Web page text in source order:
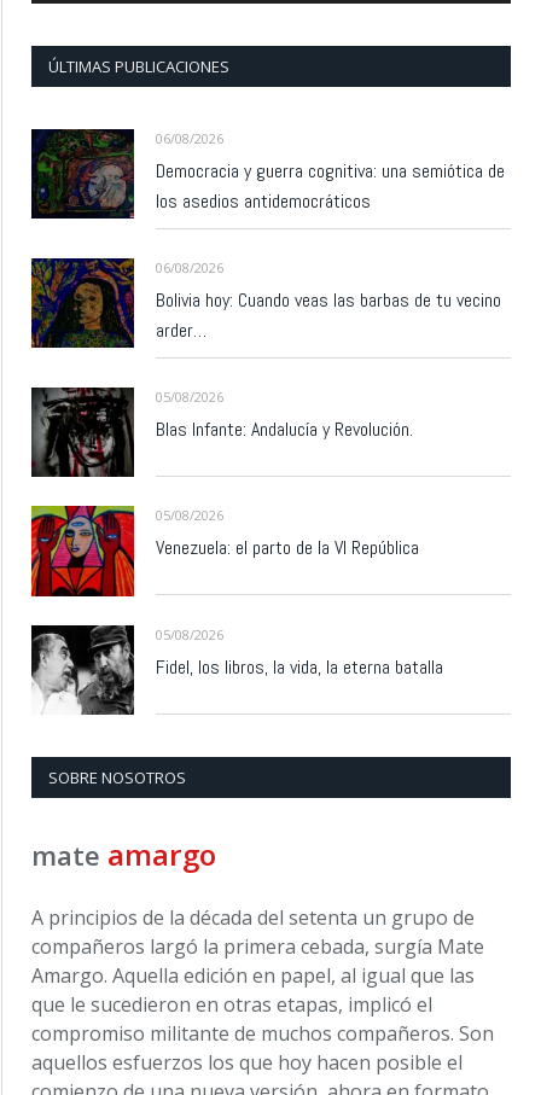
ÚLTIMAS PUBLICACIONES
06/08/2026
Democracia y guerra cognitiva: una semiótica de
los asedios antidemocráticos
06/08/2026
Bolivia hoy: Cuando veas las barbas de tu vecino
arder…
05/08/2026
Blas Infante: Andalucía y Revolución.
05/08/2026
Venezuela: el parto de la VI República
05/08/2026
Fidel, los libros, la vida, la eterna batalla
SOBRE NOSOTROS
mate amargo
A principios de la década del setenta un grupo de
compañeros largó la primera cebada, surgía Mate
Amargo. Aquella edición en papel, al igual que las
que le sucedieron en otras etapas, implicó el
compromiso militante de muchos compañeros. Son
aquellos esfuerzos los que hoy hacen posible el